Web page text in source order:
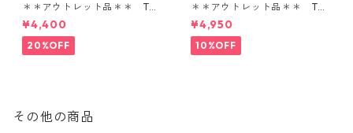
＊＊アウトレット品＊＊ TOT
E BAG SS
¥4,400
20%OFF
＊＊アウトレット品＊＊ TOT
E BAG SS
¥4,950
10%OFF
その他の商品